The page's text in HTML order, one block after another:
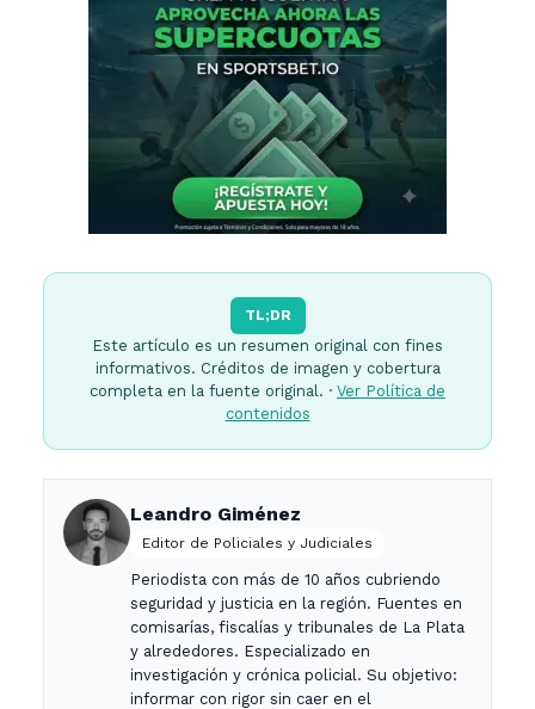
TL;DR
Este artículo es un resumen original con fines
informativos. Créditos de imagen y cobertura
completa en la fuente original. · Ver Política de
contenidos
Leandro Giménez
Editor de Policiales y Judiciales
Periodista con más de 10 años cubriendo
seguridad y justicia en la región. Fuentes en
comisarías, fiscalías y tribunales de La Plata
y alrededores. Especializado en
investigación y crónica policial. Su objetivo:
informar con rigor sin caer en el